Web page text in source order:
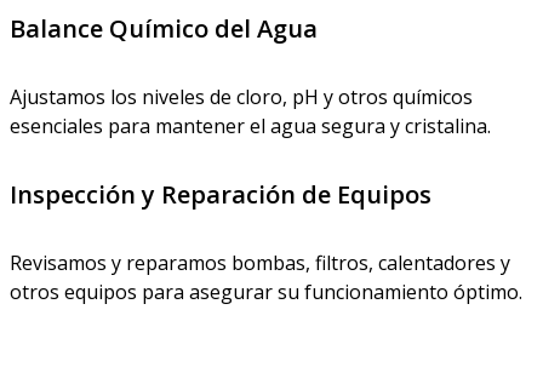
Balance Químico del Agua
Ajustamos los niveles de cloro, pH y otros químicos
esenciales para mantener el agua segura y cristalina.
Inspección y Reparación de Equipos
Revisamos y reparamos bombas, filtros, calentadores y
otros equipos para asegurar su funcionamiento óptimo.